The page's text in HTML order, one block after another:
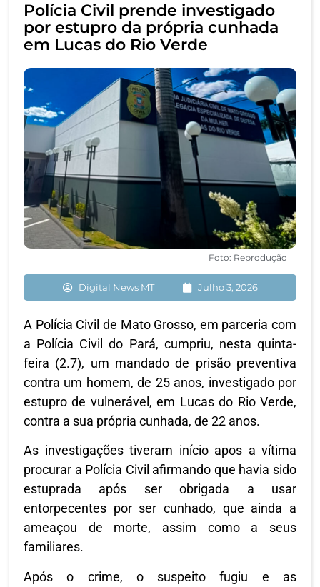
Polícia Civil prende investigado
por estupro da própria cunhada
em Lucas do Rio Verde
Foto: Reprodução
Digital News MT Julho 3, 2026
A Polícia Civil de Mato Grosso, em parceria com
a Polícia Civil do Pará, cumpriu, nesta quinta-
feira (2.7), um mandado de prisão preventiva
contra um homem, de 25 anos, investigado por
estupro de vulnerável, em Lucas do Rio Verde,
contra a sua própria cunhada, de 22 anos.
As investigações tiveram início apos a vítima
procurar a Polícia Civil afirmando que havia sido
estuprada após ser obrigada a usar
entorpecentes por ser cunhado, que ainda a
ameaçou de morte, assim como a seus
familiares.
Após o crime, o suspeito fugiu e as